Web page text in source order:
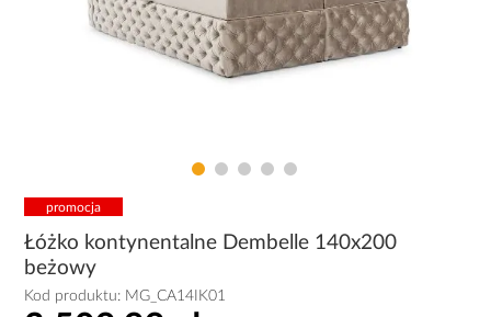
promocja
Łóżko kontynentalne Dembelle 140x200
beżowy
Kod produktu: MG_CA14IK01